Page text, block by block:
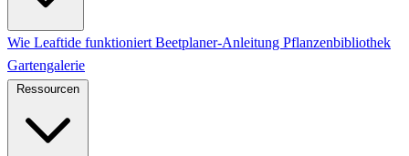
Wie Leaftide funktioniert Beetplaner-Anleitung Pflanzenbibliothek
Gartengalerie
Ressourcen